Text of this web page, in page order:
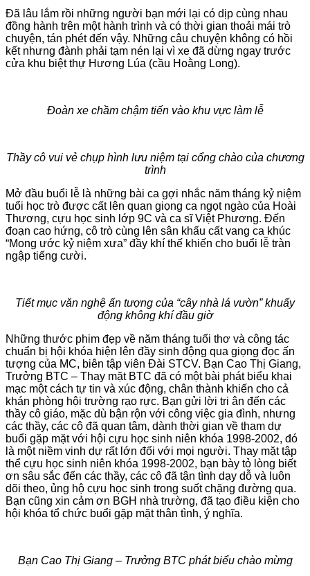
Đã lâu lắm rồi những người bạn mới lại có dịp cùng nhau
đồng hành trên một hành trình và có thời gian thoải mái trò
chuyện, tán phét đến vậy. Những câu chuyện không có hồi
kết nhưng đành phải tạm nén lại vì xe đã dừng ngay trước
cửa khu biệt thự Hương Lúa (cầu Hoằng Long).
Đoàn xe chầm chậm tiến vào khu vực làm lễ
Thầy cô vui vẻ chụp hình lưu niệm tại cổng chào của chương
trình
Mở đầu buổi lễ là những bài ca gợi nhắc năm tháng kỷ niệm
tuổi học trò được cất lên quan giọng ca ngọt ngào của Hoài
Thương, cựu học sinh lớp 9C và ca sĩ Việt Phương. Đến
đoạn cao hứng, cô trò cùng lên sân khấu cất vang ca khúc
“Mong ước kỷ niệm xưa” đầy khí thế khiến cho buổi lễ tràn
ngập tiếng cười.
Tiết mục văn nghệ ấn tượng của “cây nhà lá vườn” khuấy
động không khí đầu giờ
Những thước phim đẹp về năm tháng tuổi thơ và công tác
chuẩn bị hội khóa hiện lên đầy sinh động qua giọng đọc ấn
tượng của MC, biên tập viên Đài STCV. Bạn Cao Thị Giang,
Trưởng BTC – Thay mặt BTC đã có một bài phát biểu khai
mạc một cách tự tin và xúc động, chân thành khiến cho cả
khán phòng hội trường rạo rực. Bạn gửi lời tri ân đến các
thầy cô giáo, mặc dù bận rộn với công việc gia đình, nhưng
các thầy, các cô đã quan tâm, dành thời gian về tham dự
buổi gặp mặt với hội cựu học sinh niên khóa 1998-2002, đó
là một niềm vinh dự rất lớn đối với mọi người. Thay mặt tập
thể cựu học sinh niên khóa 1998-2002, bạn bày tỏ lòng biết
ơn sâu sắc đến các thầy, các cô đã tận tình dạy dỗ và luôn
dõi theo, ủng hộ cựu học sinh trong suốt chặng đường qua.
Bạn cũng xin cảm ơn BGH nhà trường, đã tạo điều kiện cho
hội khóa tổ chức buổi gặp mặt thân tình, ý nghĩa.
Bạn Cao Thị Giang – Trưởng BTC phát biểu chào mừng